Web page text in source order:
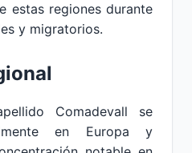
estas regiones durante
y migratorios.
Comadevall se
en Europa y